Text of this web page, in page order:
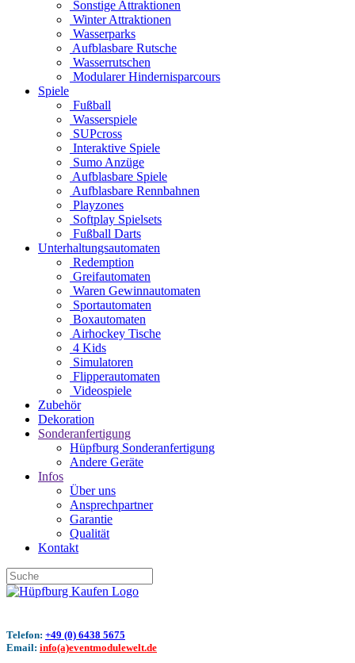
Sonstige Attraktionen
Winter Attraktionen
Wasserparks
Aufblasbare Rutsche
Wasserrutschen
Modularer Hindernisparcours
Spiele
Fußball
Wasserspiele
SUPcross
Interaktive Spiele
Sumo Anzüge
Aufblasbare Spiele
Aufblasbare Rennbahnen
Playzones
Softplay Spielsets
Fußball Darts
Unterhaltungsautomaten
Redemption
Greifautomaten
Waren Gewinnautomaten
Sportautomaten
Boxautomaten
Airhockey Tische
4 Kids
Simulatoren
Flipperautomaten
Videospiele
Zubehör
Dekoration
Sonderanfertigung
Hüpfburg Sonderanfertigung
Andere Geräte
Infos
Über uns
Ansprechpartner
Garantie
Qualität
Kontakt
Telefon: +49 (0) 6438 5675
Email: info(a)eventmodulewelt.de